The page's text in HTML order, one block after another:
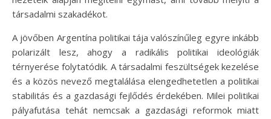
társadalmi szakadékot.
A jövőben Argentína politikai tája valószínűleg egyre inkább
polarizált lesz, ahogy a radikális politikai ideológiák
térnyerése folytatódik. A társadalmi feszültségek kezelése
és a közös nevező megtalálása elengedhetetlen a politikai
stabilitás és a gazdasági fejlődés érdekében. Milei politikai
pályafutása tehát nemcsak a gazdasági reformok miatt